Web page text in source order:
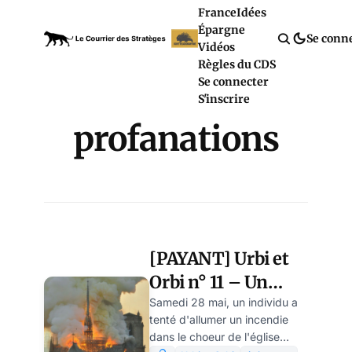
FranceIdées
Épargne
Vidéos
Règles du CDS
Se connecter
S'inscrire
Se
profanations
[PAYANT] Urbi et
Orbi n° 11 – Un
incendie volontaire
à l’église Sainte
Samedi 28 mai, un individu a
tenté d'allumer un incendie
dans le choeur de l'église